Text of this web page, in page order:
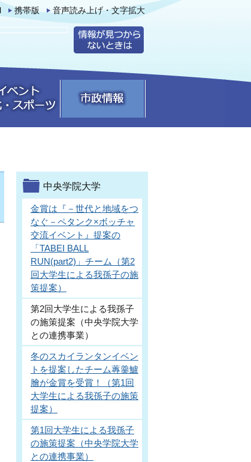
携帯版 音声読み上げ・文字拡大
中央学院大学
金賞は『－世代と地域をつ
なぐ－ペタンク×ボッチャ
交流イベント』提案の
「TABEI BALL
RUN(part2)」チーム（第2
回大学生による我孫子の施
策提案）
第2回大学生による我孫子
の施策提案（中央学院大学
との連携事業）
冬のスカイランタンイベン
トを提案したチーム蓴羹鱸
膾が金賞を受賞！（第1回
大学生による我孫子の施策
提案）
第1回大学生による我孫子
の施策提案（中央学院大学
との連携事業）